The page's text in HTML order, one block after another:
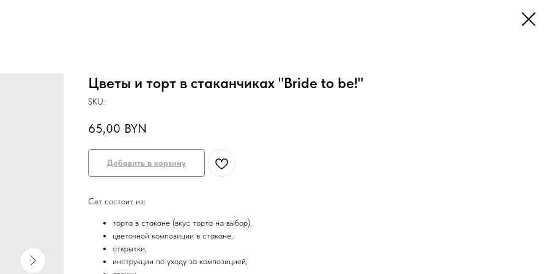
Цветы и торт в стаканчиках "Bride to be!"
SKU:
65,00 BYN
Добавить в корзину
Сет состоит из:
торта в стакане (вкус торта на выбор),
цветочной композиции в стакане,
открытки,
инструкции по уходу за композицией,